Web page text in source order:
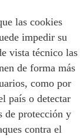
las cookies
impedir su
vista técnico las
de forma más
como por
país o detectar
de protección y
contra el